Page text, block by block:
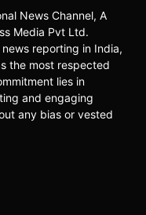
News Channel, A
Media Pvt Ltd.
reporting in India,
the most respected
lies in
and engaging
any bias or vested